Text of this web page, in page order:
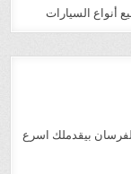
أنواع السيارات
بيقدملك اسرع